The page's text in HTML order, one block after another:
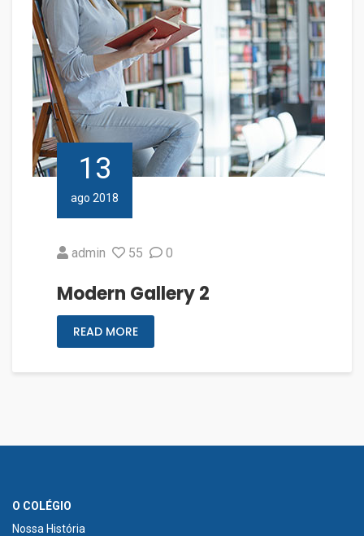
13
ago 2018
admin 55 0
Modern Gallery 2
READ MORE
O COLÉGIO
Nossa História